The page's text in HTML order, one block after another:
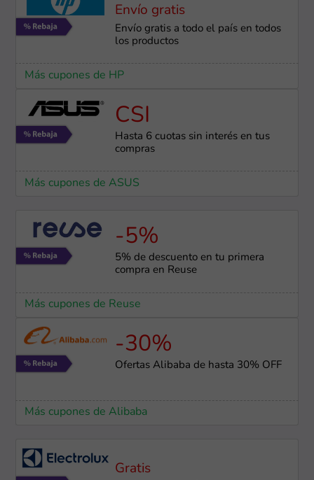
Envío gratis
Envío gratis a todo el país en todos
los productos
Más cupones de HP
CSI
Hasta 6 cuotas sin interés en tus
compras
Más cupones de ASUS
-5%
5% de descuento en tu primera
compra en Reuse
Más cupones de Reuse
-30%
Ofertas Alibaba de hasta 30% OFF
Más cupones de Alibaba
Gratis